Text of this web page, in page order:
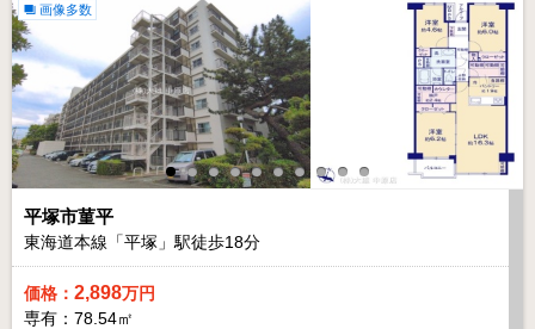
画像多数
平塚市菫平
東海道本線「平塚」駅徒歩18分
価格： 2,898万円
専有：78.54㎡